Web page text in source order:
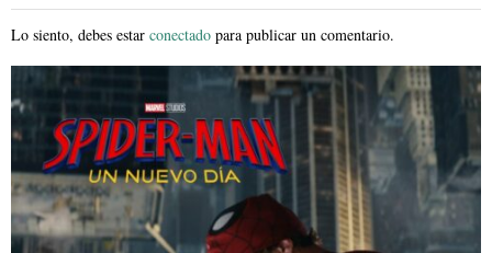
Lo siento, debes estar conectado para publicar un comentario.